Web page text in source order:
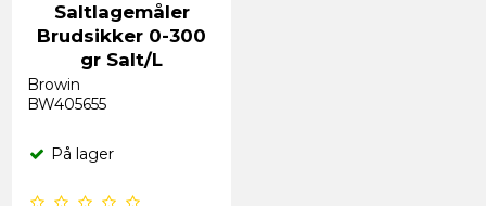
Saltlagemåler
Brudsikker 0-300
gr Salt/L
Browin
BW405655
På lager